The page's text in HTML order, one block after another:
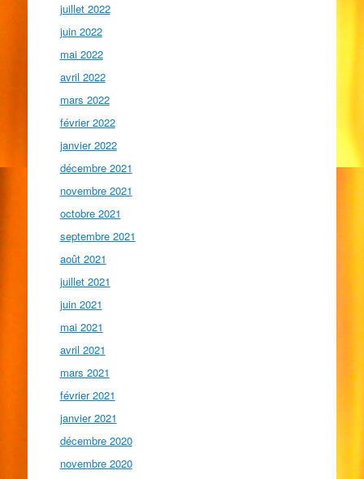
juillet 2022
juin 2022
mai 2022
avril 2022
mars 2022
février 2022
janvier 2022
décembre 2021
novembre 2021
octobre 2021
septembre 2021
août 2021
juillet 2021
juin 2021
mai 2021
avril 2021
mars 2021
février 2021
janvier 2021
décembre 2020
novembre 2020